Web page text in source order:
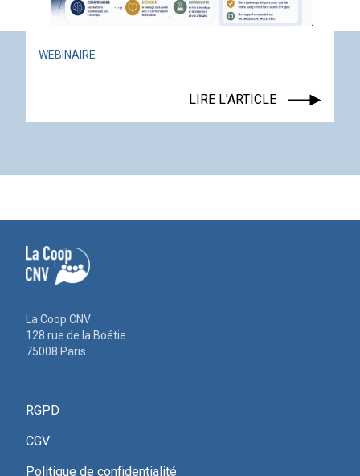
WEBINAIRE
LIRE L'ARTICLE
La Coop CNV
128 rue de la Boétie
75008 Paris
RGPD
CGV
Politique de confidentialité